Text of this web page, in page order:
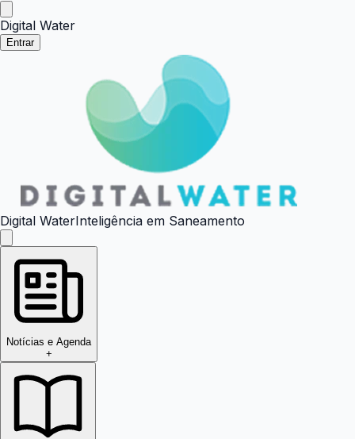
Digital Water
Entrar
Digital WaterInteligência em Saneamento
Notícias e Agenda
+